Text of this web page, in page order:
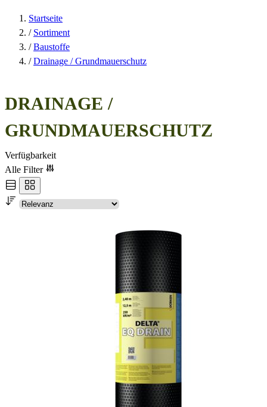
Startseite
/ Sortiment
/ Baustoffe
/ Drainage / Grundmauerschutz
DRAINAGE /
GRUNDMAUERSCHUTZ
Verfügbarkeit
Alle Filter